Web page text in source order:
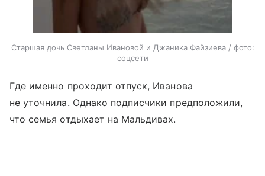
Старшая дочь Светланы Ивановой и Джаника Файзиева / фото:
соцсети
Где именно проходит отпуск, Иванова
не уточнила. Однако подписчики предположили,
что семья отдыхает на Мальдивах.